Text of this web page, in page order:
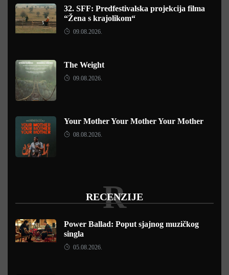
32. SFF: Predfestivalska projekcija filma
“Žena s krajolikom“
09.08.2026.
The Weight
09.08.2026.
Your Mother Your Mother Your Mother
08.08.2026.
RECENZIJE
R
Power Ballad: Poput sjajnog muzičkog
singla
05.08.2026.